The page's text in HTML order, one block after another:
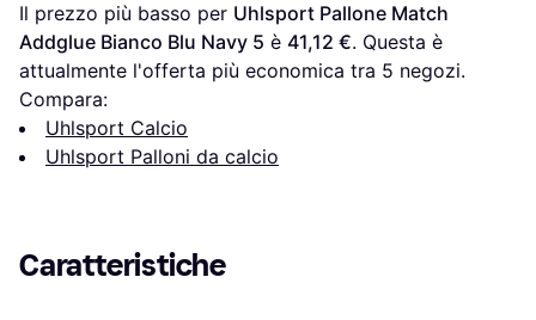
Il prezzo più basso per Uhlsport Pallone Match
Addglue Bianco Blu Navy 5 è 41,12 €. Questa è
attualmente l'offerta più economica tra 5 negozi.
Compara:
Uhlsport Calcio
Uhlsport Palloni da calcio
Caratteristiche